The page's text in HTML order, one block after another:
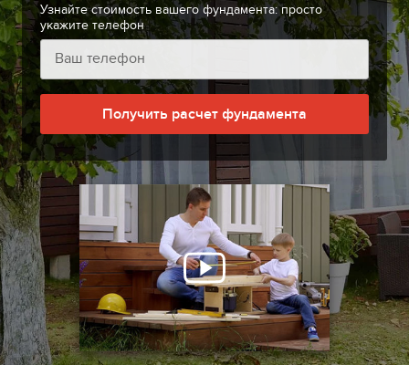
Узнайте стоимость вашего фундамента: просто
укажите телефон
Получить расчет фундамента